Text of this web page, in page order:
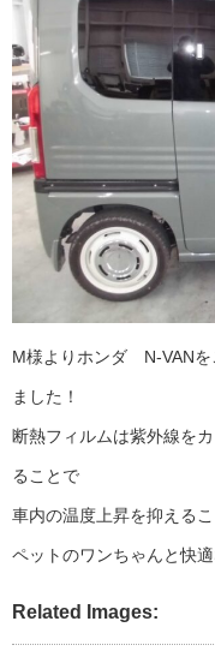
M様よりホンダ N-VANを
ました！
断熱フィルムは紫外線を
ることで
車内の温度上昇を抑えるこ
ペットのワンちゃんと快
Related Images: